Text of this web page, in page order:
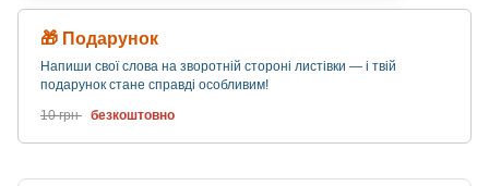
🎁 Подарунок
Напиши свої слова на зворотній стороні листівки — і твій
подарунок стане справді особливим!
10 грн безкоштовно